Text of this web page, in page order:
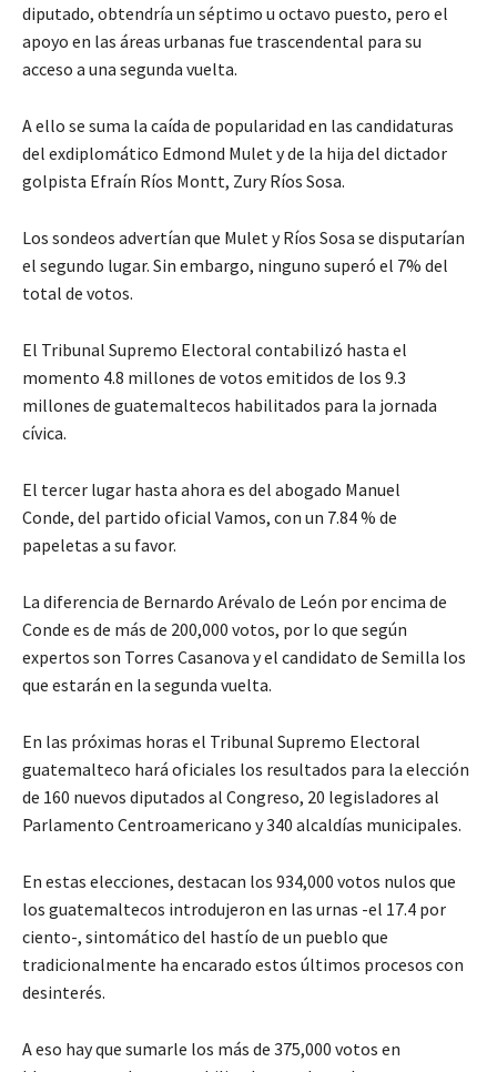
diputado, obtendría un séptimo u octavo puesto, pero el
apoyo en las áreas urbanas fue trascendental para su
acceso a una segunda vuelta.
A ello se suma la caída de popularidad en las candidaturas
del exdiplomático Edmond Mulet y de la hija del dictador
golpista Efraín Ríos Montt, Zury Ríos Sosa.
Los sondeos advertían que Mulet y Ríos Sosa se disputarían
el segundo lugar. Sin embargo, ninguno superó el 7% del
total de votos.
El Tribunal Supremo Electoral contabilizó hasta el
momento 4.8 millones de votos emitidos de los 9.3
millones de guatemaltecos habilitados para la jornada
cívica.
El tercer lugar hasta ahora es del abogado Manuel
Conde, del partido oficial Vamos, con un 7.84 % de
papeletas a su favor.
La diferencia de Bernardo Arévalo de León por encima de
Conde es de más de 200,000 votos, por lo que según
expertos son Torres Casanova y el candidato de Semilla los
que estarán en la segunda vuelta.
En las próximas horas el Tribunal Supremo Electoral
guatemalteco hará oficiales los resultados para la elección
de 160 nuevos diputados al Congreso, 20 legisladores al
Parlamento Centroamericano y 340 alcaldías municipales.
En estas elecciones, destacan los 934,000 votos nulos que
los guatemaltecos introdujeron en las urnas -el 17.4 por
ciento-, sintomático del hastío de un pueblo que
tradicionalmente ha encarado estos últimos procesos con
desinterés.
A eso hay que sumarle los más de 375,000 votos en